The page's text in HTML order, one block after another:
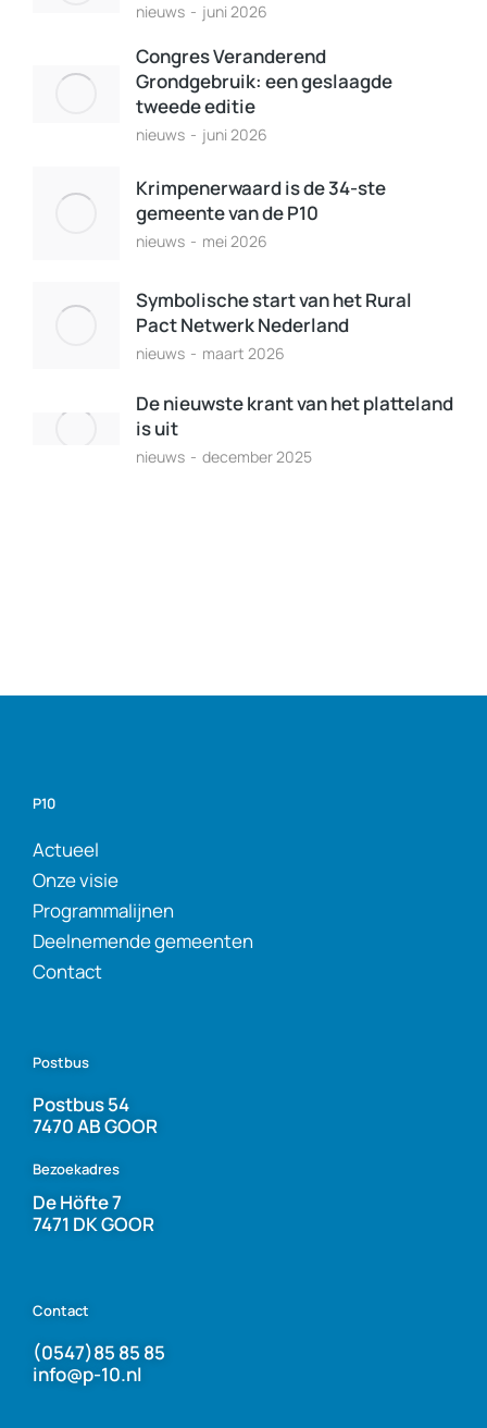
nieuws juni 2026
Congres Veranderend
Grondgebruik: een geslaagde
tweede editie
nieuws juni 2026
Krimpenerwaard is de 34-ste
gemeente van de P10
nieuws mei 2026
Symbolische start van het Rural
Pact Netwerk Nederland
nieuws maart 2026
De nieuwste krant van het platteland
is uit
nieuws december 2025
P10
Actueel
Onze visie
Programmalijnen
Deelnemende gemeenten
Contact
Postbus
Postbus 54
7470 AB GOOR
Bezoekadres
De Höfte 7
7471 DK GOOR
Contact
(0547)85 85 85
info@p-10.nl